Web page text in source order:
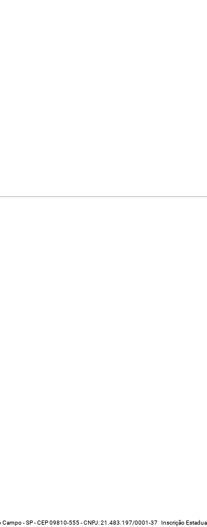
Campo - SP - CEP 09810-555 - CNPJ: 21.483.197/0001-37 Inscrição